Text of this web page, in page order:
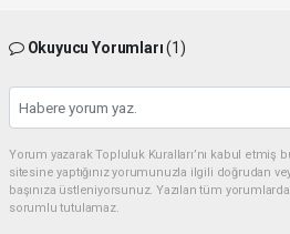
Okuyucu Yorumları(1)
Yorum yazarak Topluluk Kuralları’nı kabul
sitesine yaptığınız yorumunuzla ilgili doğrudan
başınıza üstleniyorsunuz. Yazılan tüm
sorumlu tutulamaz.